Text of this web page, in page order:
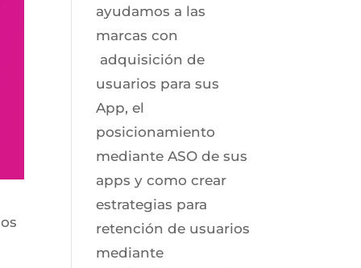
ayudamos a las
marcas con
adquisición de
usuarios para sus
App, el
posicionamiento
mediante ASO de sus
apps y como crear
estrategias para
retención de usuarios
mediante